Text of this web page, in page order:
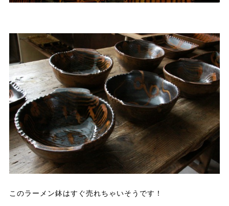
このラーメン鉢はすぐ売れちゃいそうです！